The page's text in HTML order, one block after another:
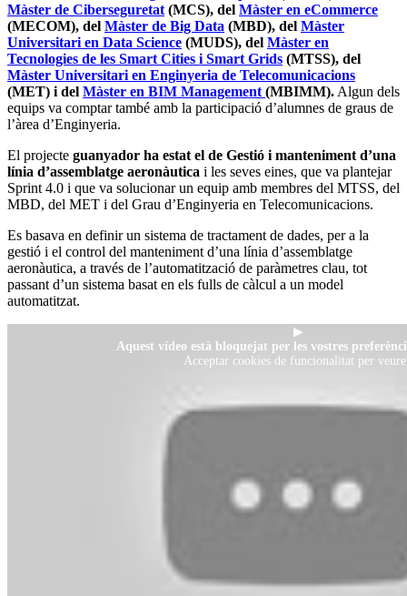
Màster de Ciberseguretat (MCS), del Màster en eCommerce
(MECOM), del Màster de Big Data (MBD), del Màster
Universitari en Data Science (MUDS), del Màster en
Tecnologies de les Smart Cities i Smart Grids (MTSS), del
Màster Universitari en Enginyeria de Telecomunicacions
(MET) i del Màster en BIM Management (MBIMM). Algun dels
equips va comptar també amb la participació d’alumnes de graus de
l’àrea d’Enginyeria.
El projecte guanyador ha estat el de Gestió i manteniment d’una
línia d’assemblatge aeronàutica i les seves eines, que va plantejar
Sprint 4.0 i que va solucionar un equip amb membres del MTSS, del
MBD, del MET i del Grau d’Enginyeria en Telecomunicacions.
Es basava en definir un sistema de tractament de dades, per a la
gestió i el control del manteniment d’una línia d’assemblatge
aeronàutica, a través de l’automatització de paràmetres clau, tot
passant d’un sistema basat en els fulls de càlcul a un model
automatitzat.
▶
Aquest vídeo està bloquejat per les vostres
Acceptar cookies de funcionalitat per